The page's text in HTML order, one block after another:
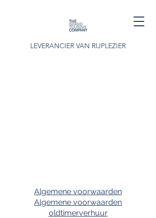
LEVERANCIER VAN RIJPLEZIER
Algemene voorwaarden
Algemene voorwaarden
oldtimerverhuur